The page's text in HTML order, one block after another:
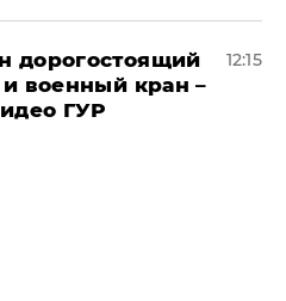
дорогостоящий
военный кран –
ГУР
12:15